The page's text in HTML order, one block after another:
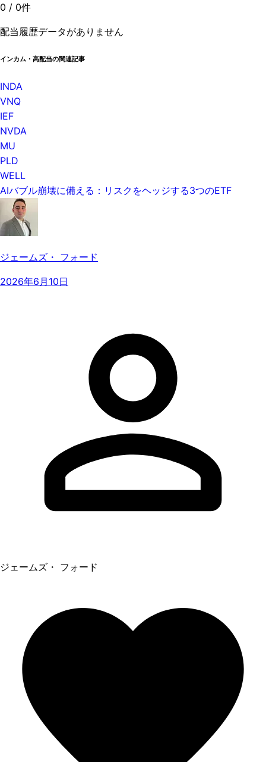
0 / 0件
配当履歴データがありません
インカム・高配当の関連記事
INDA
VNQ
IEF
NVDA
MU
PLD
WELL
AIバブル崩壊に備える：リスクをヘッジする3つのETF
ジェームズ・ フォード
2026年6月10日
ジェームズ・ フォード